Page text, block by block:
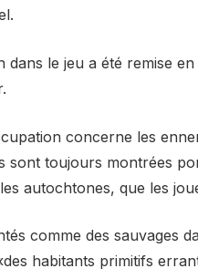
dans le jeu a été remise
concerne les
sont toujours montrées
autochtones, que les
comme des sauvages
habitants primitifs